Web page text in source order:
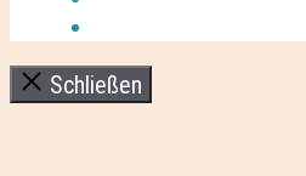
Schließen